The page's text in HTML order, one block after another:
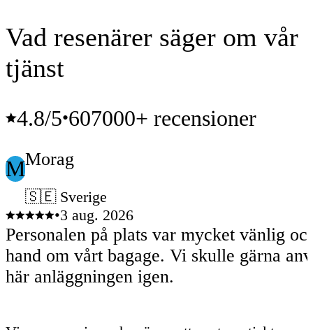
Vad resenärer säger om vår
tjänst
4.8/5•607000+ recensioner
MMorag
🇸🇪 Sverige
•3 aug. 2026
Personalen på plats var mycket vänlig
hand om vårt bagage. Vi skulle gärna använda den
här anläggningen igen.